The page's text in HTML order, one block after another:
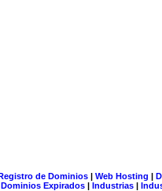
de Dominios| Web Hosting |
Dominios Expirados | Industrias |